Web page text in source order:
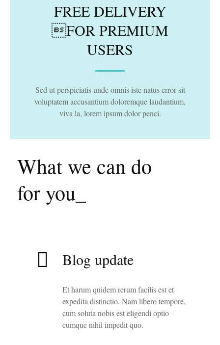
FREE DELIVERY
FOR PREMIUM
USERS
Sed ut perspiciatis unde omnis iste natus error sit
voluptatem accusantium doloremque laudantium,
viva la, lorem ipsum dolor penci.
What we can do
for you_
Blog update
Et harum quidem rerum facilis est et
expedita distinctio. Nam libero tempore,
cum soluta nobis est eligendi optio
cumque nihil impedit quo.